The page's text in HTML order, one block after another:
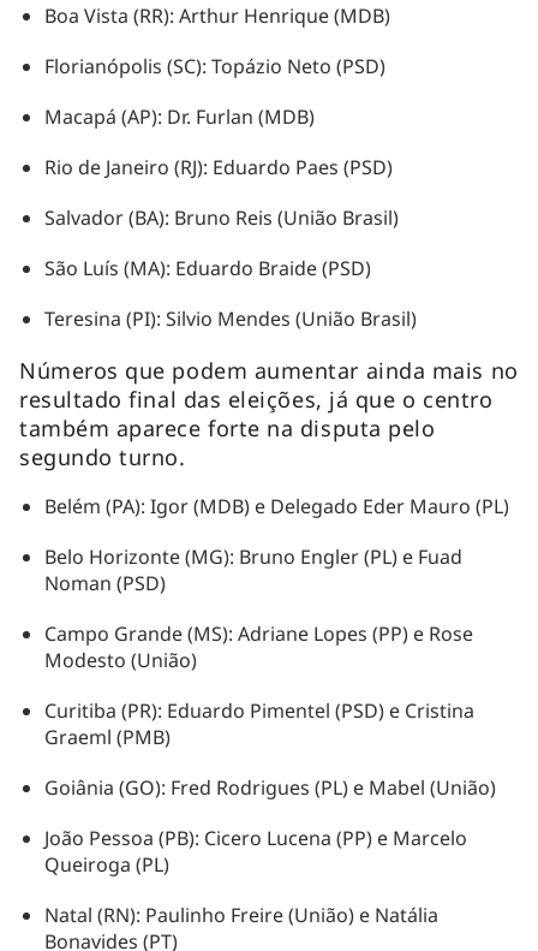
Boa Vista (RR): Arthur Henrique (MDB)
Florianópolis (SC): Topázio Neto (PSD)
Macapá (AP): Dr. Furlan (MDB)
Rio de Janeiro (RJ): Eduardo Paes (PSD)
Salvador (BA): Bruno Reis (União Brasil)
São Luís (MA): Eduardo Braide (PSD)
Teresina (PI): Silvio Mendes (União Brasil)
Números que podem aumentar ainda mais no
resultado final das eleições, já que o centro
também aparece forte na disputa pelo
segundo turno.
Belém (PA): Igor (MDB) e Delegado Eder Mauro (PL)
Belo Horizonte (MG): Bruno Engler (PL) e Fuad
Noman (PSD)
Campo Grande (MS): Adriane Lopes (PP) e Rose
Modesto (União)
Curitiba (PR): Eduardo Pimentel (PSD) e Cristina
Graeml (PMB)
Goiânia (GO): Fred Rodrigues (PL) e Mabel (União)
João Pessoa (PB): Cicero Lucena (PP) e Marcelo
Queiroga (PL)
Natal (RN): Paulinho Freire (União) e Natália
Bonavides (PT)